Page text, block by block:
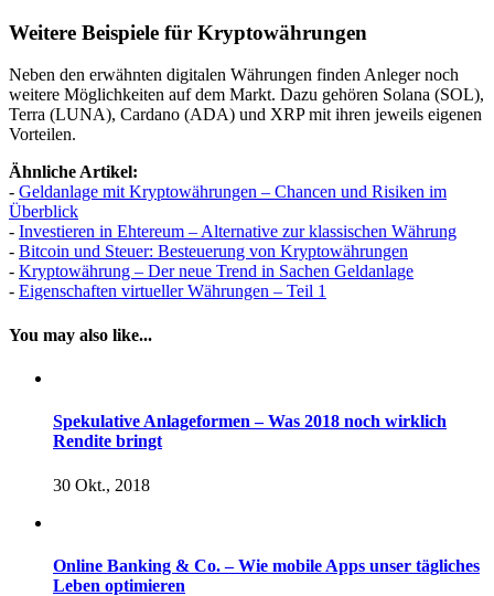
Weitere Beispiele für Kryptowährungen
Neben den erwähnten digitalen Währungen finden Anleger noch
weitere Möglichkeiten auf dem Markt. Dazu gehören Solana (SOL),
Terra (LUNA), Cardano (ADA) und XRP mit ihren jeweils eigenen
Vorteilen.
Ähnliche Artikel:
- Geldanlage mit Kryptowährungen – Chancen und Risiken im
Überblick
- Investieren in Ehtereum – Alternative zur klassischen Währung
- Bitcoin und Steuer: Besteuerung von Kryptowährungen
- Kryptowährung – Der neue Trend in Sachen Geldanlage
- Eigenschaften virtueller Währungen – Teil 1
You may also like...
Spekulative Anlageformen – Was 2018 noch wirklich
Rendite bringt
30 Okt., 2018
Online Banking & Co. – Wie mobile Apps unser tägliches
Leben optimieren